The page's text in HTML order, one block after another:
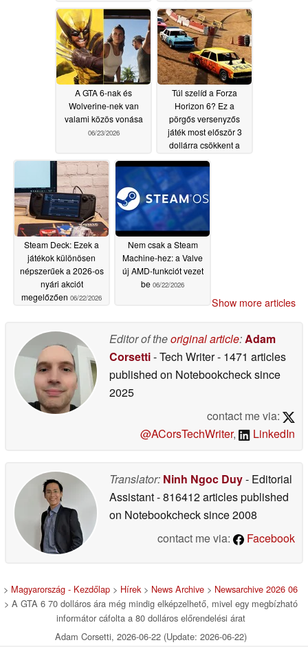
06/25/2026 06/24/2026
A GTA 6-nak és
Wolverine-nek van
valami közös vonása
06/23/2026
Túl szelíd a Forza
Horizon 6? Ez a
pörgős versenyzős
játék most először 3
dollárra csökkent a
dollár helyett
Steam Deck: Ezek a
játékok különösen
népszerűek a 2026-os
nyári akciót
megelőzően 06/22/2026
Nem csak a Steam
Machine-hez: a Valve
új AMD-funkciót vezet
be 06/22/2026
Show more articles
Editor of theoriginal article:Adam
Corsetti- Tech Writer- 1471 articles
published on Notebookchecksince
2025
contact me via:
@ACorsTechWriter, LinkedIn
Translator: Ninh Ngoc Duy- Editorial
Assistant- 816412 articles published
on Notebookchecksince 2008
contact me via:
Facebook
> Magyarország - Kezdőlap > Hírek> News Archive > Newsarchive 2026 06
> A GTA 6 70 dolláros ára még mindig elképzelhető, mivel egy megbízható
informátor cáfolta a 80 dolláros előrendelési árat
Adam Corsetti, 2026-06-22 (Update: 2026-06-22)